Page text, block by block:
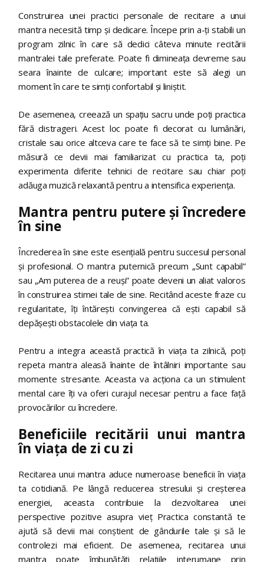
Construirea unei practici personale de recitare a unui
mantra necesită timp și dedicare. Începe prin a-ți stabili un
program zilnic în care să dedici câteva minute recitării
mantralei tale preferate. Poate fi dimineața devreme sau
seara înainte de culcare; important este să alegi un
moment în care te simți confortabil și liniștit.
De asemenea, creează un spațiu sacru unde poți practica
fără distrageri. Acest loc poate fi decorat cu lumânări,
cristale sau orice altceva care te face să te simți bine. Pe
măsură ce devii mai familiarizat cu practica ta, poți
experimenta diferite tehnici de recitare sau chiar poți
adăuga muzică relaxantă pentru a intensifica experiența.
Mantra pentru putere și încredere
în sine
Încrederea în sine este esențială pentru succesul personal
și profesional. O mantra puternică precum „Sunt capabil”
sau „Am puterea de a reuși” poate deveni un aliat valoros
în construirea stimei tale de sine. Recitând aceste fraze cu
regularitate, îți întărești convingerea că ești capabil să
depășești obstacolele din viața ta.
Pentru a integra această practică în viața ta zilnică, poți
repeta mantra aleasă înainte de întâlniri importante sau
momente stresante. Aceasta va acționa ca un stimulent
mental care îți va oferi curajul necesar pentru a face față
provocărilor cu încredere.
Beneficiile recitării unui mantra
în viața de zi cu zi
Recitarea unui mantra aduce numeroase beneficii în viața
ta cotidiană. Pe lângă reducerea stresului și creșterea
energiei, aceasta contribuie la dezvoltarea unei
perspective pozitive asupra vieț Practica constantă te
ajută să devii mai conștient de gândurile tale și să le
controlezi mai eficient. De asemenea, recitarea unui
mantra poate îmbunătăți relațiile interumane prin